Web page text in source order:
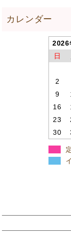
2026
日
2
9
16
23
30